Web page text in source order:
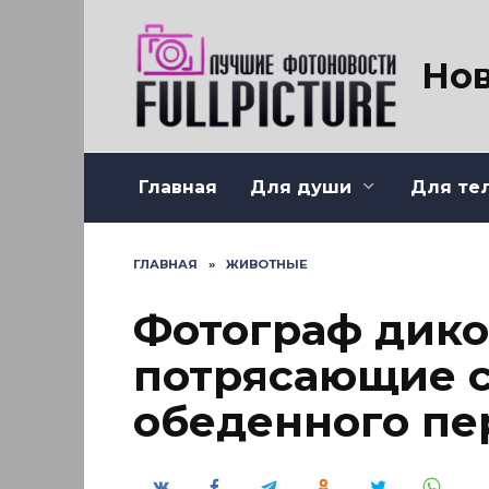
Главная Для души Для
ГЛАВНАЯ » ЖИВОТНЫЕ
Фотограф
потрясающие
обеденного